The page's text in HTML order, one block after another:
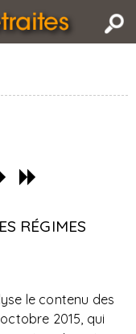
RÉGIMES
le contenu des
2015, qui